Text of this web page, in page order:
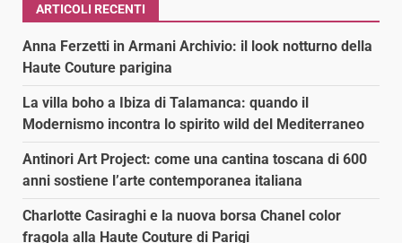
ARTICOLI RECENTI
Anna Ferzetti in Armani Archivio: il look notturno della
Haute Couture parigina
La villa boho a Ibiza di Talamanca: quando il
Modernismo incontra lo spirito wild del Mediterraneo
Antinori Art Project: come una cantina toscana di 600
anni sostiene l’arte contemporanea italiana
Charlotte Casiraghi e la nuova borsa Chanel color
fragola alla Haute Couture di Parigi